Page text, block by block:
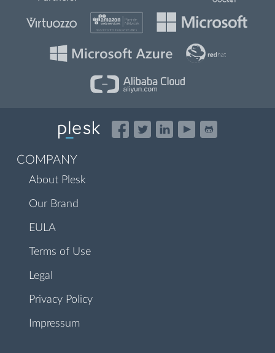
COMPANY
About Plesk
Our Brand
EULA
Terms of Use
Legal
Privacy Policy
Impressum